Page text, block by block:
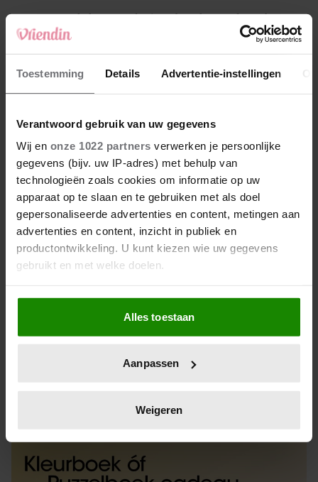
Toestemming Details Advertentie-instellingen
Verantwoord gebruik van uw gegevens
Wij en onze 1022 partners verwerken je persoonlijke
gegevens (bijv. uw IP-adres) met behulp van
technologieën zoals cookies om informatie op uw
apparaat op te slaan en te gebruiken met als doel
gepersonaliseerde advertenties en content, metingen aan
advertenties en content, inzicht in publiek en
productontwikkeling. U kunt kiezen wie uw gegevens
gebruikt en met welke doelen.
Als u het toestaat, willen we ook graag:
Informatie verzamelen over uw geografische
locatie, die tot een paar meter nauwkeurig kan zijn
scannen op specifieke eigenschappen (fingerprinting)
verwerkt en stel uw voorkeuren in het
intrekken in de Cookieverklaring.
We gebruiken cookies om content en advertenties te
Alles toestaan
Aanpassen
Weigeren
4 Makelaar Mandy: ‘Een bericht van de BN’er.
Een foto. Mijn lijf reageert’
5 Makelaar Mandy: ‘Vrijdagavond belde Bart.
Hij sprak eng kalm’
Nieuw